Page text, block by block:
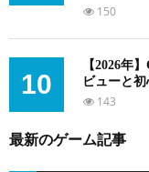
150
10
【2026年
ビューと
143
最新のゲーム記事